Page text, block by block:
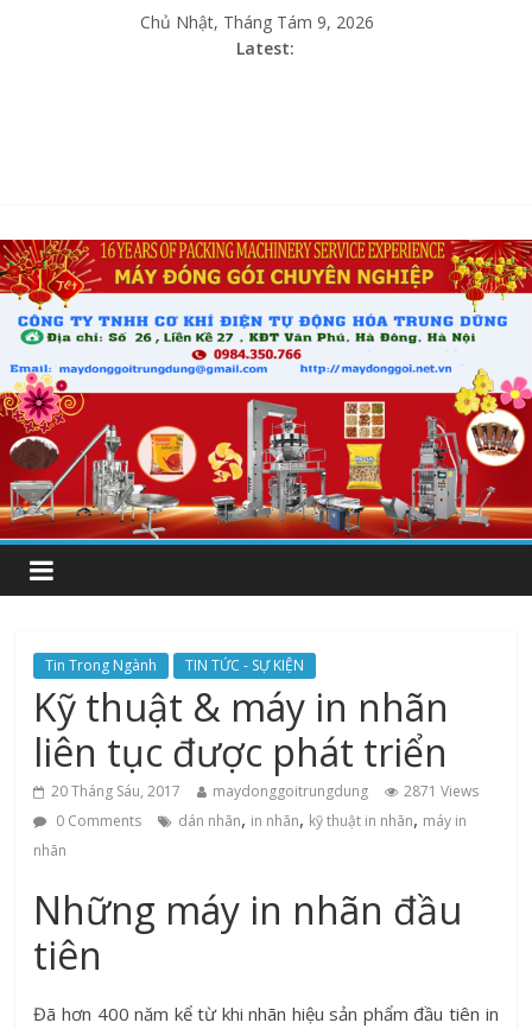
Chủ Nhật, Tháng Tám 9, 2026
Latest:
Tin Trong Ngành TIN TỨC - SỰ KIỆN
Kỹ thuật & máy in nhãn
liên tục được phát triển
20 Tháng Sáu, 2017 maydonggoitrungdung
2871 Views
0 Comments
dán nhãn, in nhãn, kỹ thuật in nhãn, máy in
nhãn
Những máy in nhãn đầu
tiên
Đã hơn 400 năm kể từ khi nhãn hiệu sản phẩm đầu tiên in